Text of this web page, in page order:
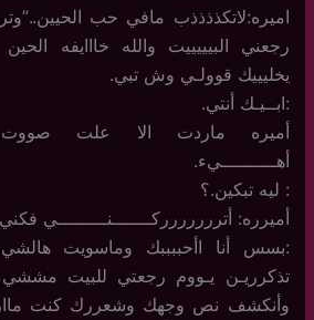
اميره:لاتكذذذذب مافي حب
رجعني البيييييت والله خااايفه
يخليييك قوولـي وش تبي.
:ابــيـك أنتي.
أميره ماردت الا علت صووت
أهــــــــــيء.
: ليه تبكين.؟
أميرره: أتررررررركـــــــنـــــــــي
:بسس أنا اأحببببك وماسويت
تذكرريـن يـووم رجعتي للبيت
وأنكشف نص وجهك وشعررك كنت